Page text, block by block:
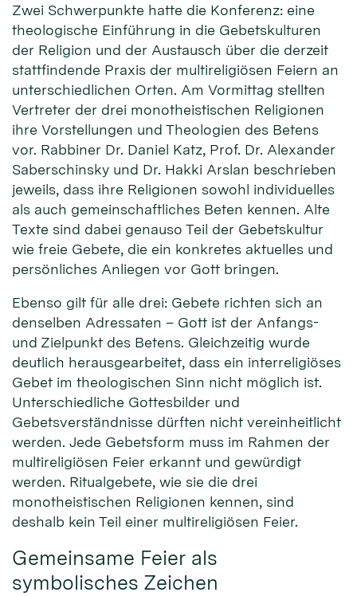
Zwei Schwerpunkte hatte die Konferenz: eine
theologische Einführung in die Gebetskulturen
der Religion und der Austausch über die derzeit
stattfindende Praxis der multireligiösen Feiern an
unterschiedlichen Orten. Am Vormittag stellten
Vertreter der drei monotheistischen Religionen
ihre Vorstellungen und Theologien des Betens
vor. Rabbiner Dr. Daniel Katz, Prof. Dr. Alexander
Saberschinsky und Dr. Hakki Arslan beschrieben
jeweils, dass ihre Religionen sowohl individuelles
als auch gemeinschaftliches Beten kennen. Alte
Texte sind dabei genauso Teil der Gebetskultur
wie freie Gebete, die ein konkretes aktuelles und
persönliches Anliegen vor Gott bringen.
Ebenso gilt für alle drei: Gebete richten sich an
denselben Adressaten – Gott ist der Anfangs-
und Zielpunkt des Betens. Gleichzeitig wurde
deutlich herausgearbeitet, dass ein interreligiöses
Gebet im theologischen Sinn nicht möglich ist.
Unterschiedliche Gottesbilder und
Gebetsverständnisse dürften nicht vereinheitlicht
werden. Jede Gebetsform muss im Rahmen der
multireligiösen Feier erkannt und gewürdigt
werden. Ritualgebete, wie sie die drei
monotheistischen Religionen kennen, sind
deshalb kein Teil einer multireligiösen Feier.
Gemeinsame Feier als
symbolisches Zeichen